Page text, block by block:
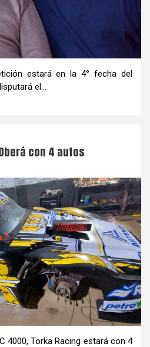
estará en la 4° fecha del
el…
con 4 autos
4000, Torka Racing estará con 4